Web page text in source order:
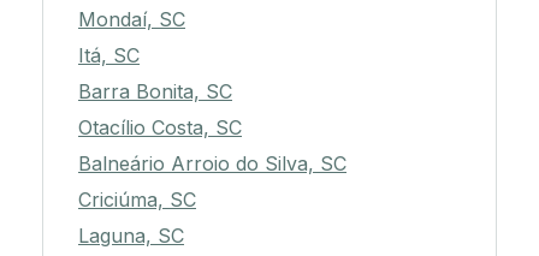
Mondaí, SC
Itá, SC
Barra Bonita, SC
Otacílio Costa, SC
Balneário Arroio do Silva, SC
Criciúma, SC
Laguna, SC